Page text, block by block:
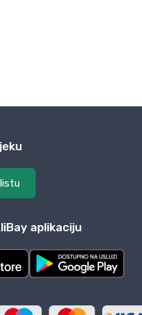
aplikaciju